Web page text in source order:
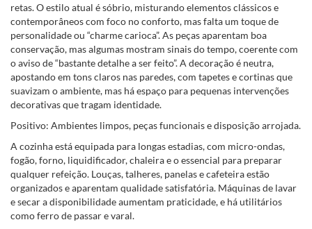
retas. O estilo atual é sóbrio, misturando elementos clássicos e
contemporâneos com foco no conforto, mas falta um toque de
personalidade ou “charme carioca”. As peças aparentam boa
conservação, mas algumas mostram sinais do tempo, coerente com
o aviso de “bastante detalhe a ser feito”. A decoração é neutra,
apostando em tons claros nas paredes, com tapetes e cortinas que
suavizam o ambiente, mas há espaço para pequenas intervenções
decorativas que tragam identidade.
Positivo: Ambientes limpos, peças funcionais e disposição arrojada.
A cozinha está equipada para longas estadias, com micro-ondas,
fogão, forno, liquidificador, chaleira e o essencial para preparar
qualquer refeição. Louças, talheres, panelas e cafeteira estão
organizados e aparentam qualidade satisfatória. Máquinas de lavar
e secar a disponibilidade aumentam praticidade, e há utilitários
como ferro de passar e varal.